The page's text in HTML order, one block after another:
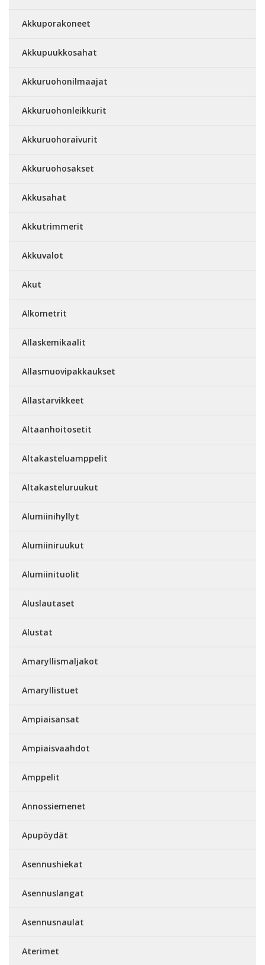
Akkuporakoneet
Akkupuukkosahat
Akkuruohonilmaajat
Akkuruohonleikkurit
Akkuruohoraivurit
Akkuruohosakset
Akkusahat
Akkutrimmerit
Akkuvalot
Akut
Alkometrit
Allaskemikaalit
Allasmuovipakkaukset
Allastarvikkeet
Altaanhoitosetit
Altakasteluamppelit
Altakasteluruukut
Alumiinihyllyt
Alumiiniruukut
Alumiinituolit
Aluslautaset
Alustat
Amaryllismaljakot
Amaryllistuet
Ampiaisansat
Ampiaisvaahdot
Amppelit
Annossiemenet
Apupöydät
Asennushiekat
Asennuslangat
Asennusnaulat
Aterimet